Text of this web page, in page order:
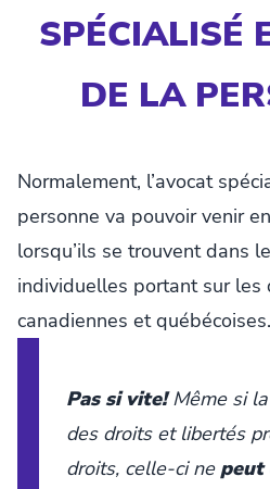
SPÉCIALISÉ
DE LA
Normalement, l’avocat
personne va pouvoir venir
lorsqu’ils se trouvent dans
individuelles portant sur les
canadiennes et québécoises.
Pas si vite!Même si la
des droits et libertés
droits, celle-ci nepeut